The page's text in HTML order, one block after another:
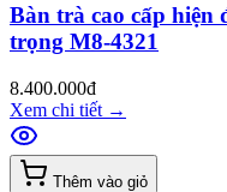
Bàn trà cao cấp hiện
trọng M8-4321
8.400.000đ
Xem chi tiết →
Thêm vào giỏ